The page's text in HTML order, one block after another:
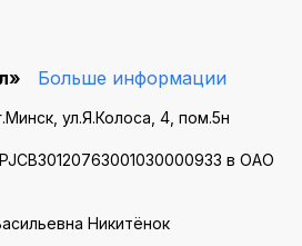
Больше информации
ул.Я.Колоса, 4, пом.5н
в ОАО
Никитёнок